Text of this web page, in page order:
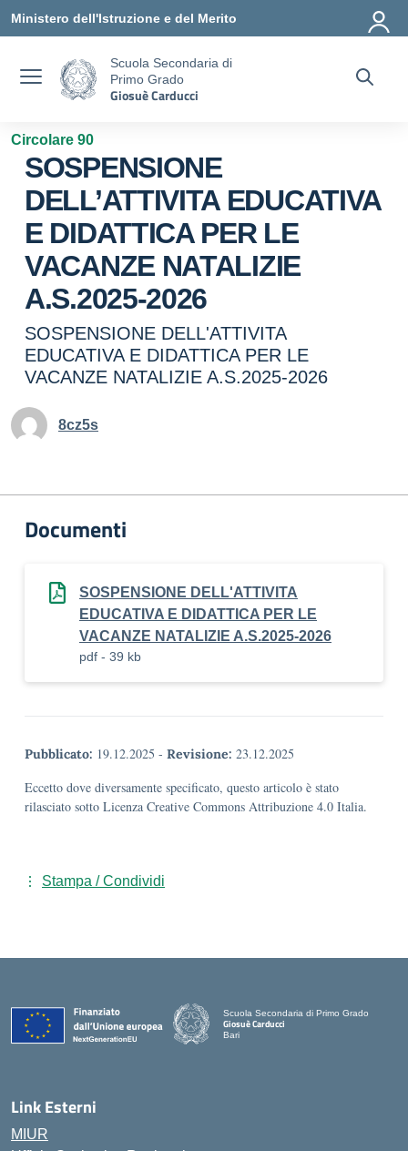
Ministero dell'Istruzione e del Merito
Scuola Secondaria di
Primo Grado
Giosuè Carducci
Circolare 90
SOSPENSIONE
DELL’ATTIVITA EDUCATIVA
E DIDATTICA PER LE
VACANZE NATALIZIE
A.S.2025-2026
SOSPENSIONE DELL'ATTIVITA
EDUCATIVA E DIDATTICA PER LE
VACANZE NATALIZIE A.S.2025-2026
8cz5s
Documenti
SOSPENSIONE DELL'ATTIVITA
EDUCATIVA E DIDATTICA PER LE
VACANZE NATALIZIE A.S.2025-2026
pdf - 39 kb
Pubblicato: 19.12.2025 - Revisione: 23.12.2025
Eccetto dove diversamente specificato, questo articolo è stato
rilasciato sotto Licenza Creative Commons Attribuzione 4.0 Italia.
Stampa / Condividi
Scuola Secondaria di Primo Grado
Giosuè Carducci
Bari
Link Esterni
MIUR